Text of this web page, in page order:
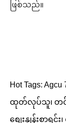
ဖြစ်သည်။
Hot Tags:
ထုတ်လုပ်သူ၊ တင်
စျေးနှုန်းစာရ